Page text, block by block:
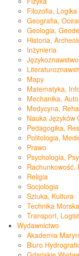
Filozofia, Logika
Geografia,
Geologia,
Historia,
Inżynieria
Mapy
Matematyka,
Mechanika,
Medycyna,
Nauka Języków
Pedagogika,
Politologia,
Prawo
Psychologia,
Rachunkowość,
Religia
Socjologia
Sztuka, Kultura
Technika Morska
Transport,
Wydawnictwo
Akademia
Biuro